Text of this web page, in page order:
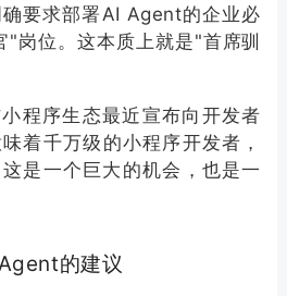
要求部署AI Agent的企业必
岗位。这本质上就是"首席驯
小程序生态最近宣布向开发者
着千万级的小程序开发者，
是一个巨大的机会，也是一
的建议